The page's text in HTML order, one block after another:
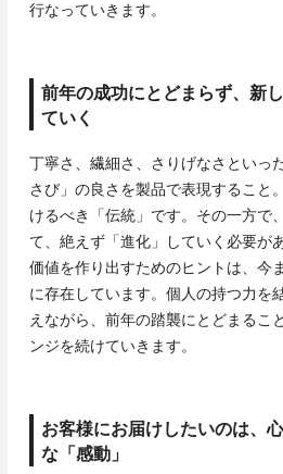
行なっていきます。
前年の成功にとどまらず、新
ていく
丁寧さ、繊細さ、さりげなさといっ
さび」の良さを製品で表現すること
けるべき「伝統」です。その一方で
て、絶えず「進化」していく必要が
価値を作り出すためのヒントは、今
に存在しています。個人の持つ力を
えながら、前年の踏襲にとどまるこ
ンジを続けていきます。
お客様にお届けしたいのは、
な「感動」